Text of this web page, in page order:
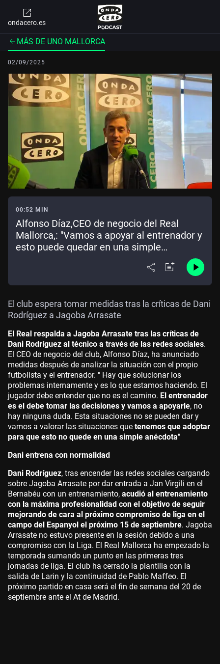
ondacero.es
MÁS DE UNO MALLORCA
02/09/2025
00:52 MIN
Alfonso Díaz,CEO de negocio del Real
Mallorca,: "Vamos a apoyar al entrenador y
esto puede quedar en una simple
El club espera tomar medidas tras la críticas de Dani
Rodríguez a Jagoba Arrasate
El Real respalda a Jagoba Arrasate tras las críticas de
Dani Rodríguez al técnico a través de las redes sociales.
El CEO de negocio del club, Alfonso Díaz, ha anunciado
medidas después de analizar la situación con el propio
futbolista y el entrenador. " Hay que solucionar los
problemas internamente y es lo que estamos haciendo. El
jugador debe entender que no es el camino. El entrenador
es el debe tomar las decisiones y vamos a apoyarle, no
hay ninguna duda. Esta situaciones no se pueden dar y
vamos a valorar las situaciones que tenemos que adoptar
para que esto no quede en una simple anécdota"
Dani entrena con normalidad
Dani Rodríguez, tras encender las redes sociales cargando
sobre Jagoba Arrasate por dar entrada a Jan Virgili en el
Bernabéu con un entrenamiento, acudió al entrenamiento
con la máxima profesionalidad con el objetivo de seguir
mejorando de cara al próximo compromiso de liga en el
campo del Espanyol el próximo 15 de septiembre. Jagoba
Arrasate no estuvo presente en la sesión debido a una
compromiso con la Liga. El Real Mallorca ha empezado la
temporada sumando un punto en las primeras tres
jornadas de liga. El club ha cerrado la plantilla con la
salida de Larin y la continuidad de Pablo Maffeo. El
próximo partido en casa será el fin de semana del 20 de
septiembre ante el At de Madrid.